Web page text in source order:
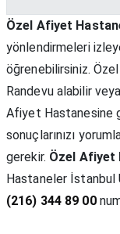
Özel Afiyet
yönlendirmeleri
öğrenebilirsiniz.
Randevu alabilir
Afiyet Hastanesine
sonuçlarınızı
gerekir. Özel Afiyet
Hastaneler İstanbul
(216) 344 89 00